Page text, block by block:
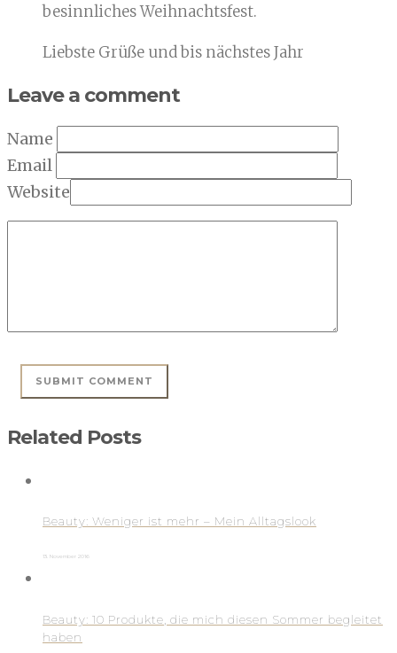
besinnliches Weihnachtsfest.
Liebste Grüße und bis nächstes Jahr
Leave a comment
Name
Email
Website
Related Posts
Beauty: Weniger ist mehr – Mein Alltagslook
13. November 2016
Beauty: 10 Produkte, die mich diesen Sommer begleitet
haben